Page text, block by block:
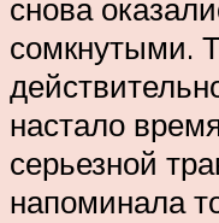
снова
сомкнутыми.
настало
серьезной
напоминала